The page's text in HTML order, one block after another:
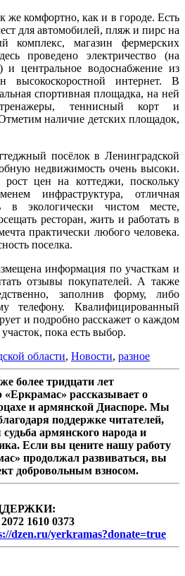
же комфортно, как и в городе. Есть
для автомобилей, пляж и пирс на
комплекс, магазин фермерских
проведено электричество (на
центральное водоснабжение из
высокоскоростной интернет. В
спортивная площадка, на ней
теннисный корт и
наличие детских площадок,
посёлок в Ленинградской
недвижимость очень высоки.
цен на коттеджи, поскольку
инфраструктура, отличная
в экологически чистом месте,
ресторан, жить и работать в
практически любого человека.
поселка.
информация по участкам и
отзывы покупателей. А также
заполнив форму, либо
телефону. Квалифицированный
и подробно расскажет о каждом
пока есть выбор.
области, Новости, разное
более тридцати лет
рассказывает о
и армянской Диаспоре. Мы
поддержке читателей,
армянского народа и
Если вы цените нашу работу
продолжал развиваться, вы
добровольным взносом.
1610 0373
dzen.ru/yerkramas?donate=true